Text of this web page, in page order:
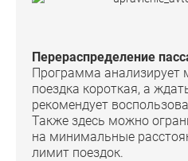
Перераспределение
Программа анализирует
поездка короткая, а
рекомендует
Также здесь можно
на минимальные
лимит поездок.